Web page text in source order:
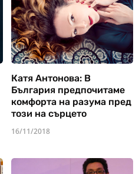
Катя Антонова: В
България предпочитаме
комфорта на разума пред
този на сърцето
16/11/2018